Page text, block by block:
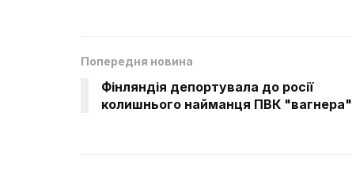
Попередня новина
Фінляндія депортувала до росії
колишнього найманця ПВК "вагнера"